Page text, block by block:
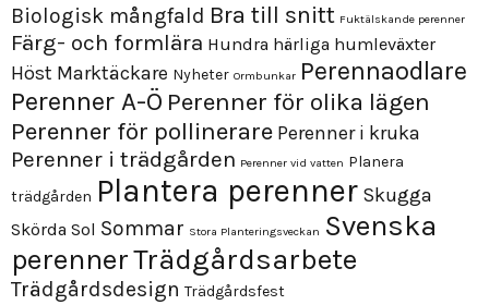
Biologisk mångfald Bra till snitt Fuktälskande perenner
Färg- och formlära Hundra härliga humleväxter
Höst Marktäckare Nyheter Ormbunkar Perennaodlare
Perenner A-Ö Perenner för olika lägen
Perenner för pollinerare Perenner i kruka
Perenner i trädgården Perenner vid vatten Planera
trädgården Plantera perenner Skugga
Skörda Sol Sommar Stora Planteringsveckan Svenska
perennerTrädgårdsarbete
Trädgårdsdesign Trädgårdsfest